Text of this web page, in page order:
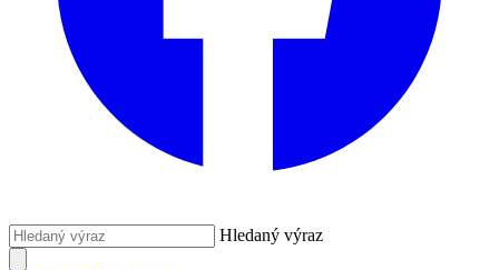
Hledaný výraz